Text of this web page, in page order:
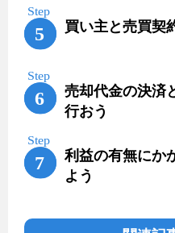
買い主と売買契
売却代金の決済
行おう
利益の有無にか
よう